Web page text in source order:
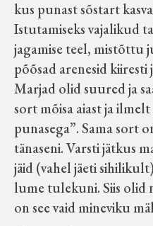
kus punast sõstart
Istutamiseks vajalikud
jagamise teel, mistõttu
põõsad arenesid kiiresti
Marjad olid suured ja
sort mõisa aiast ja
punasega”. Sama sort
tänaseni. Varsti jätkus
jäid (vahel jäeti
lume tulekuni. Siis olid
on see vaid mineviku